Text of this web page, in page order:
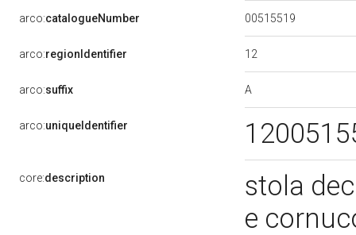
arco:catalogueNumber 00515519
arco:regionIdentifier 12
arco:suffix A
arco:uniqueIdentifier
core:description
stola
e